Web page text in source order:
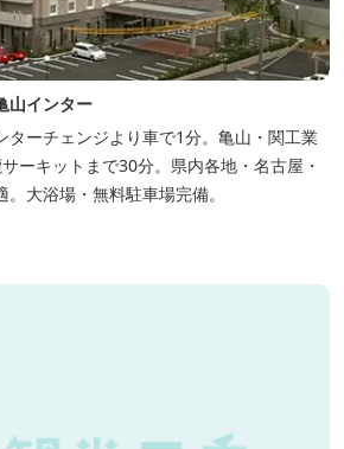
山インター
ターチェンジより車で1分。亀山・関工業
ーキットまで30分。県内各地・名古屋・
大浴場・無料駐車場完備。